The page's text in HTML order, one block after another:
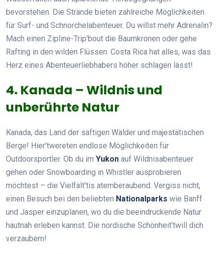
bevorstehen. Die Strände bieten zahlreiche Möglichkeiten
für Surf- und Schnorchelabenteuer. Du willst mehr Adrenalin?
Mach einen Zipline-Trip’bout die Baumkronen oder gehe
Rafting in den wilden Flüssen. Costa Rica hat alles, was das
Herz eines Abenteuerliebhabers höher schlagen lässt!
4. Kanada – Wildnis und
unberührte Natur
Kanada, das Land der saftigen Wälder und majestätischen
Berge! Hier’twereten endlose Möglichkeiten für
Outdoorsportler. Ob du im Yukon auf Wildnisabenteuer
gehen oder Snowboarding in Whistler ausprobieren
möchtest – die Vielfalt’tis atemberaubend. Vergiss nicht,
einen Besuch bei den beliebten Nationalparks wie Banff
und Jasper einzuplanen, wo du die beeindruckende Natur
hautnah erleben kannst. Die nordische Schönheit’twill dich
verzaubern!